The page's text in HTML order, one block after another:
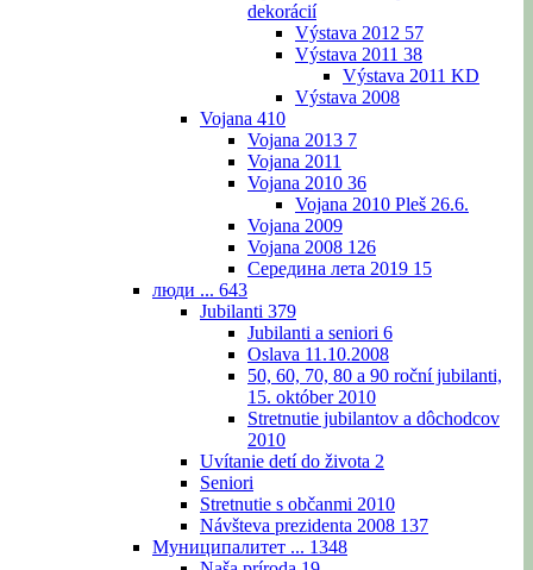
dekorácií
Výstava 2012 57
Výstava 2011 38
Výstava 2011 KD
Výstava 2008
Vojana 410
Vojana 2013 7
Vojana 2011
Vojana 2010 36
Vojana 2010 Pleš 26.6.
Vojana 2009
Vojana 2008 126
Середина лета 2019 15
люди ... 643
Jubilanti 379
Jubilanti a seniori 6
Oslava 11.10.2008
50, 60, 70, 80 a 90 roční jubilanti,
15. október 2010
Stretnutie jubilantov a dôchodcov
2010
Uvítanie detí do života 2
Seniori
Stretnutie s občanmi 2010
Návšteva prezidenta 2008 137
Муниципалитет ... 1348